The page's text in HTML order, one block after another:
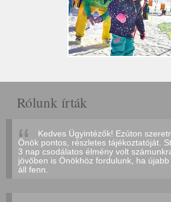
Rólunk írták
Kedves Ügyintézők! Ezúton
Önök pontos, részletes tájékoztatóját.
3 nap csodálatos élmény volt
jövőben is Önökhöz fordulunk, ha
áll fenn.